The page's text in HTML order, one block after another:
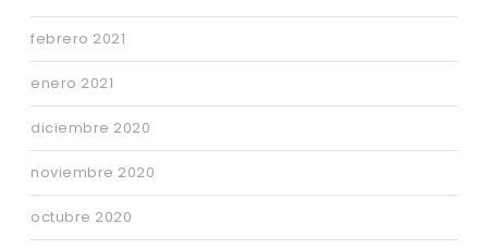
febrero 2021
enero 2021
diciembre 2020
noviembre 2020
octubre 2020